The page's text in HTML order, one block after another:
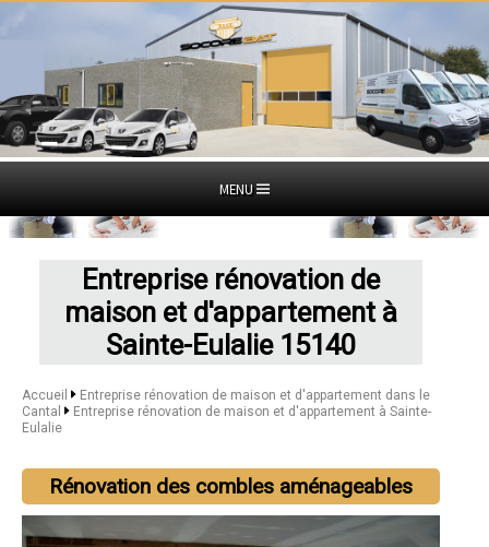
MENU
Entreprise rénovation de
maison et d'appartement à
Sainte-Eulalie 15140
Accueil
Entreprise rénovation de maison et d'appartement dans le
Cantal
Entreprise rénovation de maison et d'appartement à Sainte-
Eulalie
Rénovation des combles aménageables